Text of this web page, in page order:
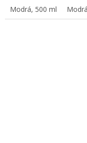
Modrá, 500 ml